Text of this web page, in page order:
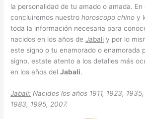
la personalidad de tu amado o amada. En
concluiremos nuestrohoroscopo chino y
toda la información necesaria para
nacidos en los años deJabali y por lo
este signo o tu enamorado o enamorada
signo, estate atento a los detalles más
en los años delJabali.
Jabali: Nacidos los años 1911, 1923, 1935,
1983, 1995, 2007.